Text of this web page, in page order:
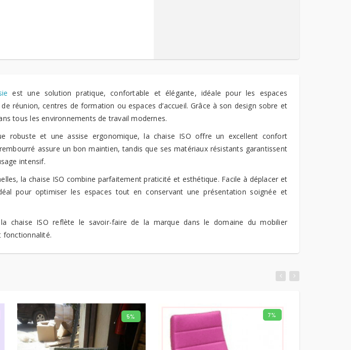
est une solution pratique, confortable et élégante, idéale pour les espaces
réunion, centres de formation ou espaces d’accueil. Grâce à son design sobre et
tous les environnements de travail modernes.
robuste et une assise ergonomique, la chaise ISO offre un excellent confort
assure un bon maintien, tandis que ses matériaux résistants garantissent
intensif.
la chaise ISO combine parfaitement praticité et esthétique. Facile à déplacer et
pour optimiser les espaces tout en conservant une présentation soignée et
chaise ISO reflète le savoir-faire de la marque dans le domaine du mobilier
fonctionnalité.
5%
AJOUTER AU PANIER 7%
AJOUTER AU PANIER